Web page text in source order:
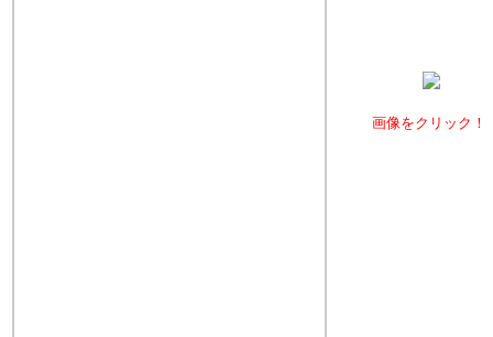
画像をクリック！